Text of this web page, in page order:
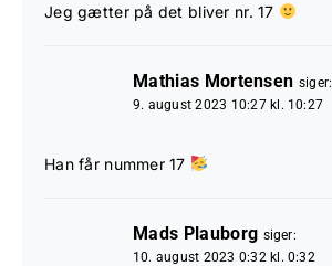
Jeg gætter på det bliver nr. 17
Mathias Mortensen siger:
9. august 2023 10:27 kl. 10:27
Han får nummer 17
Mads Plauborg siger:
10. august 2023 0:32 kl. 0:32